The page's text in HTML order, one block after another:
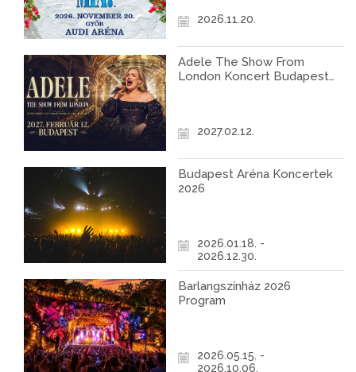
2026.11.20.
Adele The Show From
London Koncert Budapest
2027.02.12.
Budapest Aréna Koncertek
2026
2026.01.18. -
2026.12.30.
Barlangszínház 2026
Program
2026.05.15. -
2026.10.06.